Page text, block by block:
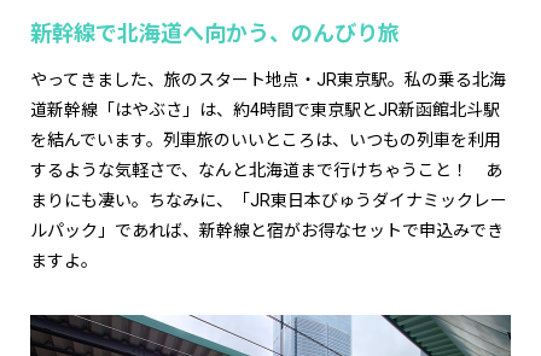
新幹線で北海道へ向かう、のんびり旅
やってきました、旅のスタート地点・JR東京駅。私の乗る北海
道新幹線「はやぶさ」は、約4時間で東京駅とJR新函館北斗駅
を結んでいます。列車旅のいいところは、いつもの列車を利用
するような気軽さで、なんと北海道まで行けちゃうこと！ あ
まりにも凄い。ちなみに、「JR東日本びゅうダイナミックレー
ルパック」であれば、新幹線と宿がお得なセットで申込みでき
ますよ。